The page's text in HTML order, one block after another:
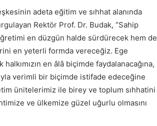
adeta eğitim ve sıhhat alanında
Rektör Prof. Dr. Budak, “Sahip
en düzgün halde sürdürecek hem de
en yeterli formda vereceğiz. Ege
en âlâ biçimde faydalanacağına,
verimli bir biçimde istifade edeceğine
ünitelerimiz ile birey ve toplum sıhhatini
ve ülkemize güzel uğurlu olmasını